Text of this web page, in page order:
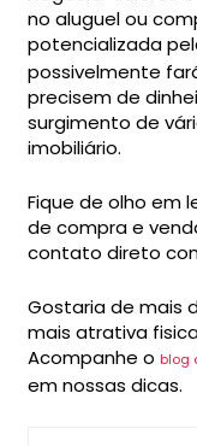
no aluguel ou
potencializada
possivelmente
precisem de
surgimento de
imobiliário.
Fique de olho em
de compra e
contato direto
Gostaria de mais
mais atrativa
Acompanhe o blog
em nossas dicas.